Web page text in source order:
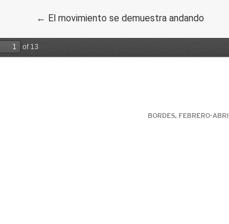
← Volver a los detalles del artículo
El movimiento se demuestra andando